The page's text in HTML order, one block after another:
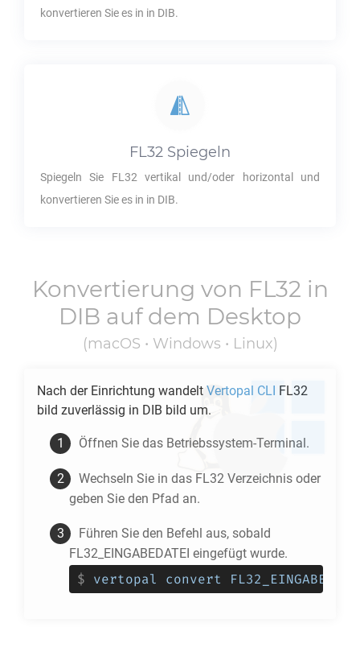
konvertieren Sie es in in DIB.
FL32 Spiegeln
Spiegeln Sie FL32 vertikal und/oder horizontal und
konvertieren Sie es in in DIB.
Konvertierung von FL32 in
DIB auf dem Desktop
(macOS • Windows • Linux)
Nach der Einrichtung wandelt Vertopal CLI FL32
bild zuverlässig in DIB bild um.
Öffnen Sie das Betriebssystem-Terminal.
Wechseln Sie in das FL32 Verzeichnis oder
geben Sie den Pfad an.
Führen Sie den Befehl aus, sobald
FL32_EINGABEDATEI eingefügt wurde.
$ vertopal convert